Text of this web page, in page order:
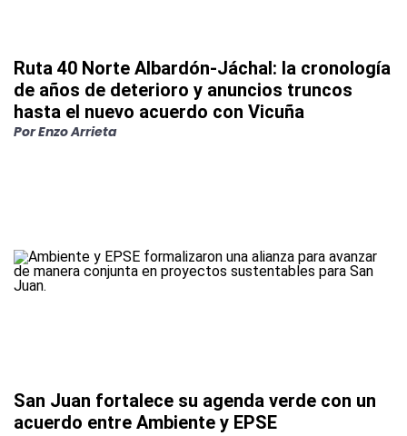
Ruta 40 Norte Albardón-Jáchal: la cronología
de años de deterioro y anuncios truncos
hasta el nuevo acuerdo con Vicuña
PorEnzo Arrieta
San Juan fortalece su agenda verde con un
acuerdo entre Ambiente y EPSE